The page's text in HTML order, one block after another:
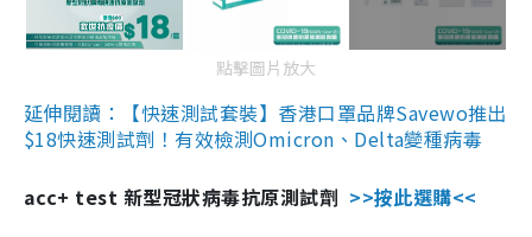
點擊圖片放大
延伸閱讀：【快速測試套裝】香港口罩品牌Savewo推出
$18快速測試劑！有效檢測Omicron、Delta變種病毒
acc+ test 新型冠狀病毒抗原測試劑 >>按此選購<<